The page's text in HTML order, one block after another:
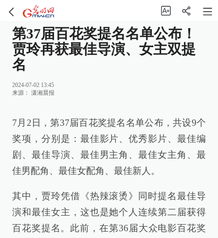
第37届百花奖提名名单公布！
贾玲再获最佳导演、女主双提
名
2024-07-02 13:45
来源： 潇湘晨报
7月2日，第37届百花奖提名名单公布，共设9个
奖项，分别是：最佳影片、优秀影片、最佳编
剧、最佳导演、最佳男主角、最佳女主角、最
佳男配角、最佳女配角、最佳新人。
其中，贾玲凭借《热辣滚烫》同时提名最佳导
演和最佳女主，这也是她个人连续第二届获得
百花奖提名。此前，在第36届大众电影百花奖